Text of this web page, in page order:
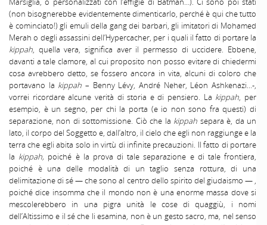
(non bisognerebbe evidentemente dimenticarlo, perché è qui che tutto
è cominciato!) gli emuli della gang dei barbari, gli imitatori di Mohamed
Merah o degli assassini dell’Hypercacher, per i quali il fatto di portare la
kippah, quella vera, significa aver il permesso di uccidere. Ebbene,
davanti a tale clamore, al cui proposito non posso evitare di chiedermi
cosa avrebbero detto, se fossero ancora in vita, alcuni di coloro che
portavano la kippah – Benny Lévy, André Neher, Léon Ashkenazi…-,
vorrei ricordare alcune verità di storia e di pensiero. La kippah, per
esempio, è un segno, per chi la porta (e io non sono fra questi) di
separazione, non di sottomissione. Ciò che la kippah separa è, da un
lato, il corpo del Soggetto e, dall’altro, il cielo che egli non raggiunge e la
terra che egli abita solo in virtù di infinite precauzioni. Il fatto di portare
la kippah, poiché è la prova di tale separazione e di tale frontiera,
poiché è una delle modalità di un taglio senza rottura, di una
delimitazione di sé — che sono al centro dello spirito del giudaismo — ,
poiché dice insomma che il mondo non è una enorme massa dove si
mescolerebbero in una pigra unità le cose di quaggiù, i nomi
dell’Altissimo e il sé che li esamina, non è un gesto sacro, ma, nel senso